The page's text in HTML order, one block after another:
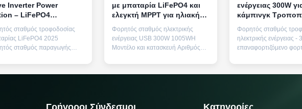
Inverter Power
– LiFePO4
αποθήκευσης
με έξυπνο BMS
φόρτιση
σταθμός τροφοδοσίας
LiFePO4 2025
σταθμός παραγωγής
1000W/1500W με
AC καθαρού ημιτονοειδούς
για αξιόπιστη
με μπαταρία LiFePO4 και
ελεγκτή MPPT για ηλιακή
φόρτιση
Φορητός σταθμός ηλεκτρικής
ενέργειας USB 300W 1005WH
Μοντέλο και κατασκευή Αριθμός
Κατασκευή:Ψεκασμός μετάλλων
Φυσικές προδιαγραφές Βάρος:90,5
ενέργειας 300W
κάμπινγκ Τροποποιημένο
ημιτονοειδές κύμα
εφεδρική παροχή
έκτακτης ανάγκης
Φορητός σταθμός
ηλεκτρικής ενέργειας -
επαναφορτιζόμενο
ισχύος Κατηγορία
μέγιστη ισχύς 600W
QC3.0 Προστατευτικά
Γρήγοροι Σύνδεσμοι Κατηγορίες